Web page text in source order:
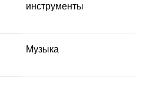
инструменты
Музыка